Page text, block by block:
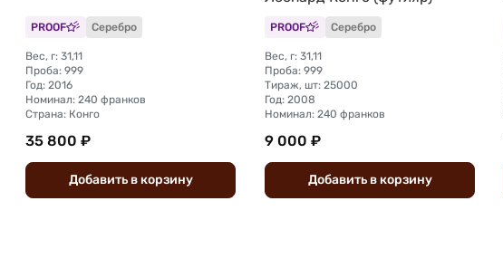
PROOF Серебро
Вес, г: 31,11
Проба: 999
Год: 2016
Номинал: 240 франков
Страна: Конго
35 800 ₽
Добавить вкорзину
PROOF Серебро
Вес, г: 31,11
Проба: 999
Тираж, шт: 25000
Год: 2008
Номинал: 240 франков
9 000 ₽
Добавить вкорзину